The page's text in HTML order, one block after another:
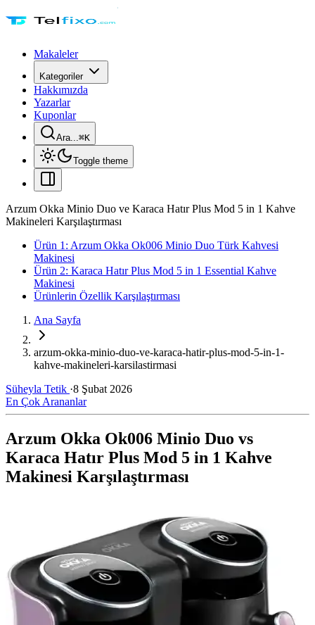
Makaleler
Kategoriler
Hakkımızda
Yazarlar
Kuponlar
Ara...⌘K
Toggle theme
Arzum Okka Minio Duo ve Karaca Hatır Plus Mod 5 in 1 Kahve
Makineleri Karşılaştırması
Ürün 1: Arzum Okka Ok006 Minio Duo Türk Kahvesi
Makinesi
Ürün 2: Karaca Hatır Plus Mod 5 in 1 Essential Kahve
Makinesi
Ürünlerin Özellik Karşılaştırması
Ana Sayfa
arzum-okka-minio-duo-ve-karaca-hatir-plus-mod-5-in-1-
kahve-makineleri-karsilastirmasi
Süheyla Tetik ·8 Şubat 2026
En Çok Arananlar
Arzum Okka Ok006 Minio Duo vs
Karaca Hatır Plus Mod 5 in 1 Kahve
Makinesi Karşılaştırması